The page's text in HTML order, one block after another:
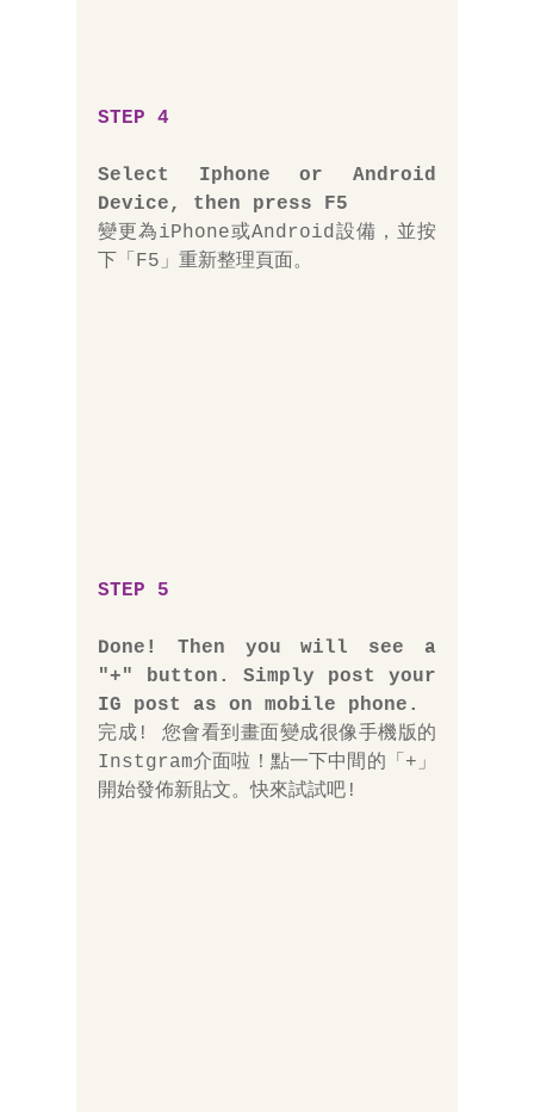
STEP 4
Select Iphone or Android
Device, then press F5
變更為iPhone或Android設備，並按
下「F5」重新整理頁面。
STEP 5
Done! Then you will see a
"+" button. Simply post your
IG post as on mobile phone.
完成! 您會看到畫面變成很像手機版的
Instgram介面啦！點一下中間的「+」
開始發佈新貼文。快來試試吧!